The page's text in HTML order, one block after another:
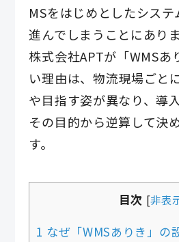
MSをはじめとしたシス
進んでしまうことにありま
株式会社APTが「WMSあ
い理由は、物流現場ごと
や目指す姿が異なり、導
その目的から逆算して決
す。
目次 [非表
1 なぜ「WMSありき」の